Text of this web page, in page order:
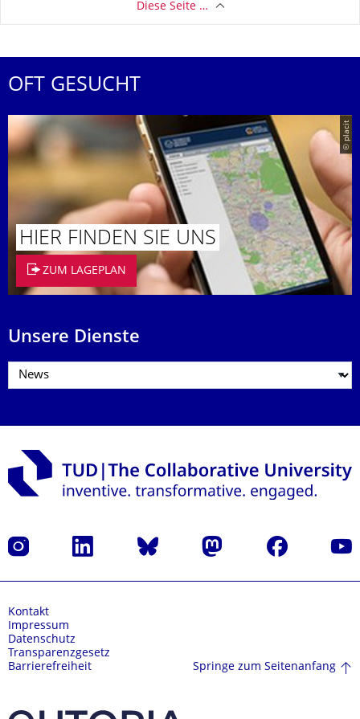
Diese Seite …
OFT GESUCHT
© placit
HIER FINDEN SIE UNS
ZUM LAGEPLAN
Unsere Dienste
Instagram LinkedIn Bluesky Mastodon Facebook
Kontakt
Impressum
Datenschutz
Transparenzgesetz
Barrierefreiheit
Springe zum Seitenanfang